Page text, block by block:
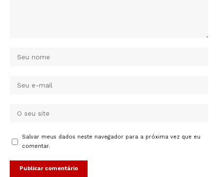
Salvar meus dados neste navegador para a próxima vez que eu
comentar.